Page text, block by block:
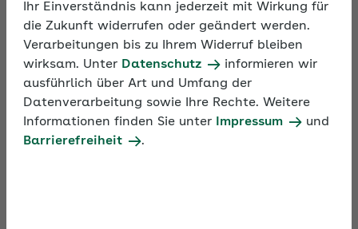
Ihr Einverständnis kann jederzeit mit Wirkung für
die Zukunft widerrufen oder geändert werden.
Verarbeitungen bis zu Ihrem Widerruf bleiben
wirksam. Unter Datenschutz
informieren wir
ausführlich über Art und Umfang der
Datenverarbeitung sowie Ihre Rechte. Weitere
Informationen finden Sie unter
Impressum
und
Barrierefreiheit
.
Video
Cannabis und Suchtprävention im Unternehmen
Sie erhalten Tipps zur Integration des Themas in
ihre Suchtpräventionsstrategie und welche
weiteren Regelungen betrieblich sinnvoll sind.